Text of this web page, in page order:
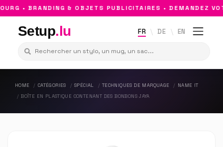
• BRANDING & OBJETS PUBLICITAIRES • DEMANDEZ
Setup.lu FR DE EN
HOME CATÉGORIES SPÉCIAL TECHNIQUES DE MARQUAGE
NAME IT
BOÎTE EN PLASTIQUE CONTENANT DES BONBONS JAYA